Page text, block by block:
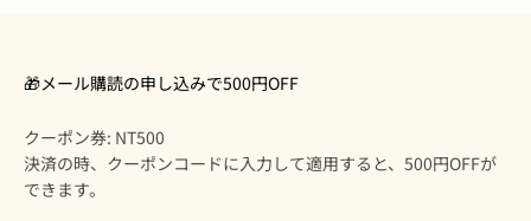
🎁メール購読の申し込みで500円OFF
クーポン券: NT500
決済の時、クーポンコードに入力して適用すると、500円OFFが
できます。